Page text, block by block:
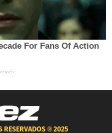
RESERVADOS ®2025